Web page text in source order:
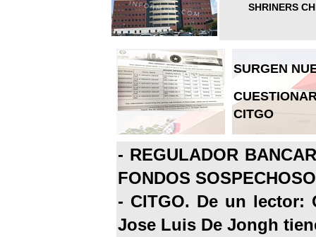
SHRINERS
SURGEN
CITGO
- REGULADOR
FONDOS
- CITGO. De un lector:
Jose Luis De Jongh